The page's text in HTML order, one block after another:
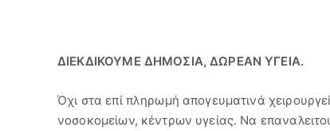
ΔΙΕΚΔΙΚΟΥΜΕ ΔΗΜΟΣΙΑ, ΔΩΡΕΑΝ ΥΓΕΙΑ.
Όχι στα επί πληρωμή απογευματινά
νοσοκομείων, κέντρων υγείας. Να